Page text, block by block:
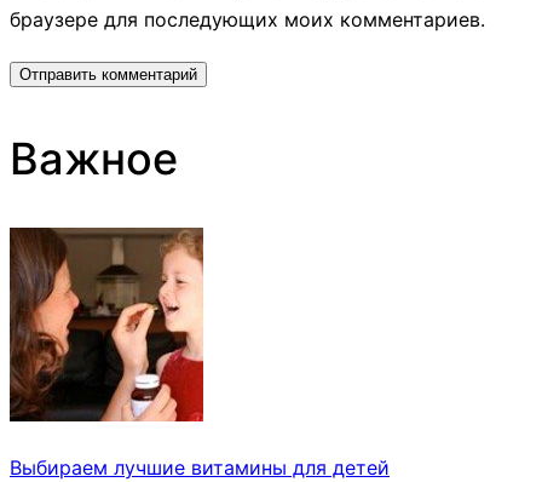
браузере для последующих моих комментариев.
Важное
Выбираем лучшие витамины для детей